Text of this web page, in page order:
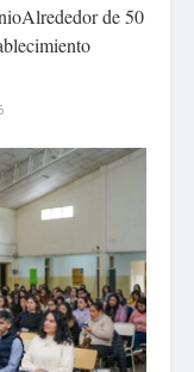
de 50